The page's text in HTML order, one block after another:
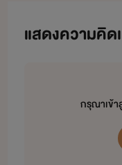
แสดงความคิด
กรุณาเข้า